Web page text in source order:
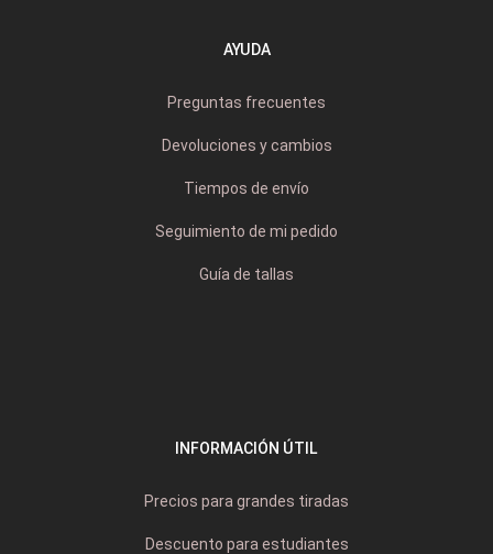
AYUDA
Preguntas frecuentes
Devoluciones y cambios
Tiempos de envío
Seguimiento de mi pedido
Guía de tallas
INFORMACIÓN ÚTIL
Precios para grandes tiradas
Descuento para estudiantes